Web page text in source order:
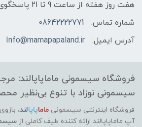
هفت روز هفته از ساعت 9 تا 21 پاسخگوی شما هستیم
شماره تماس:
08642222771
آدرس ایمیل:
Info@mamapapaland.ir
فروشگاه سیسمونی ماماپاپالند:
سیسمونی نوزاد با تنوع بی‌نظیر
فروشگاه اینترنتی سیسمونی ماماپاپالند،
آپ ماماپاپالند ارائه کننده طیف کاملی از